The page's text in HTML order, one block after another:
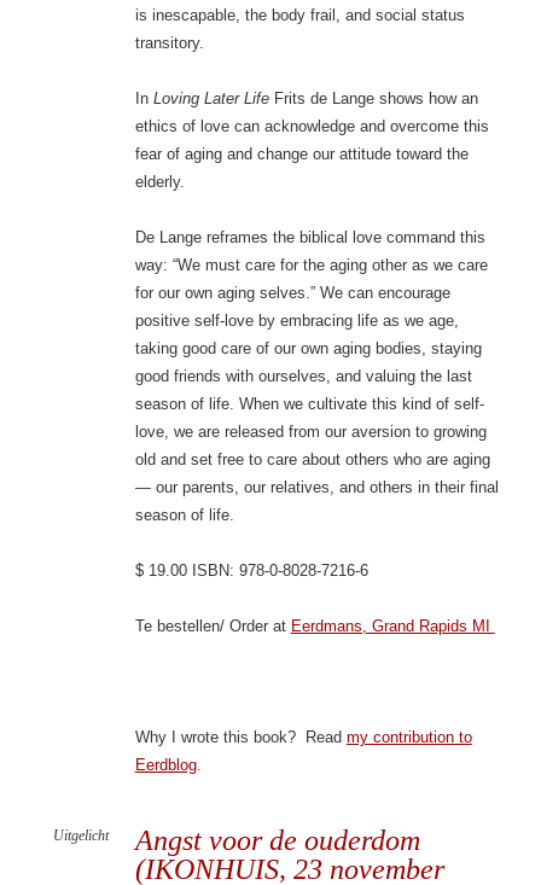
is inescapable, the body frail, and social status
transitory.
In Loving Later LifeFrits de Lange shows how an
ethics of love can acknowledge and overcome this
fear of aging and change our attitude toward the
elderly.
De Lange reframes the biblical love command this
way: “We must care for the aging other as we care
for our own aging selves.” We can encourage
positive self-love by embracing life as we age,
taking good care of our own aging bodies, staying
good friends with ourselves, and valuing the last
season of life. When we cultivate this kind of self-
love, we are released from our aversion to growing
old and set free to care about others who are aging
— our parents, our relatives, and others in their final
season of life.
$ 19.00 ISBN: 978-0-8028-7216-6
Te bestellen/ Order at Eerdmans, Grand Rapids MI
Why I wrote this book? Read my contribution to
Eerdblog.
Angst voor de ouderdom
(IKONHUIS, 23 november
Uitgelicht